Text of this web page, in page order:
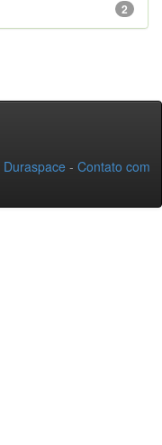
2
Duraspace - Contato com